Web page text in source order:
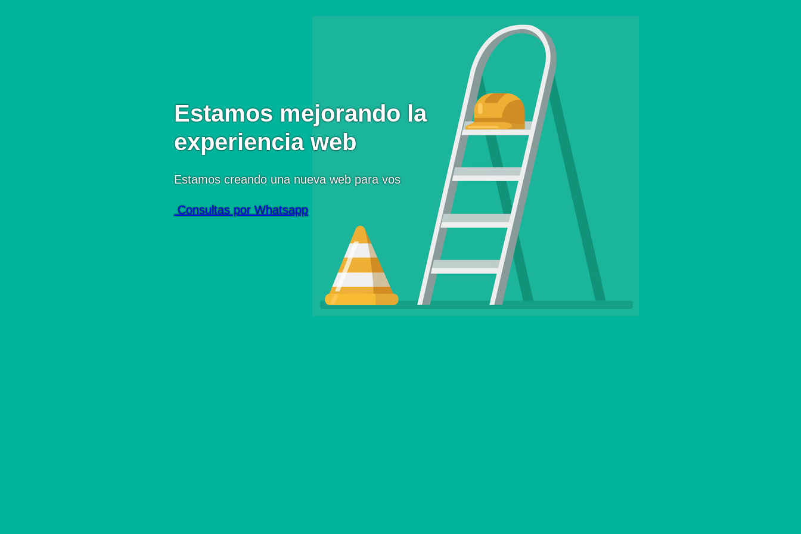
Estamos mejorando la
experiencia web
Estamos creando una nueva web para vos
Consultas por Whatsapp